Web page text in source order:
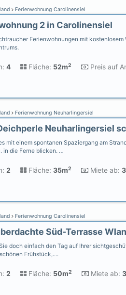
Ferienwohnung Carolinensiel
2 in Carolinensiel
Ferienwohnungen mit
4 Fläche: 52m2 Preis auf
Ferienwohnung Neuharlingersiel
mit einem spontanen Spaziergang am
in die Ferne blicken. …
2 Fläche: 35m2 Miete ab:
Ferienwohnung Carolinensiel
Süd-Terrasse Wlan
doch einfach den Tag auf Ihrer
Frühstück,....
2 Fläche: 50m2 Miete ab: